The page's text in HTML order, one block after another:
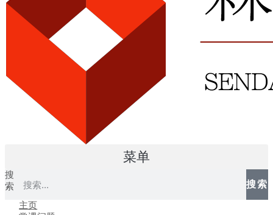
菜单
搜
索
搜索
主页